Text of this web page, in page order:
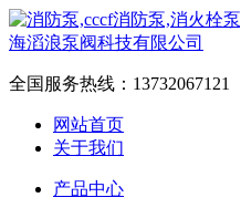
全国服务热线： 13732067121
网站首页
关于我们
产品中心